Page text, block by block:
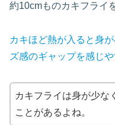
約10cmものカキフライ
カキほど熱が入ると身
ズ感のギャップを感じ
カキフライは身が少な
ことがあるよね。